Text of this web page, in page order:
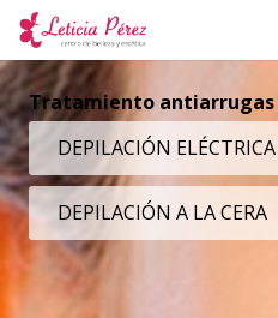
Tratamiento antiarrugas
DEPILACIÓN ELÉCTRICA
DEPILACIÓN A LA CERA